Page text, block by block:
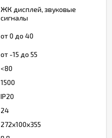
ЖК дисплей, звуковые
сигналы
от 0 до 40
от -15 до 55
<80
1500
IP20
24
272х100х355